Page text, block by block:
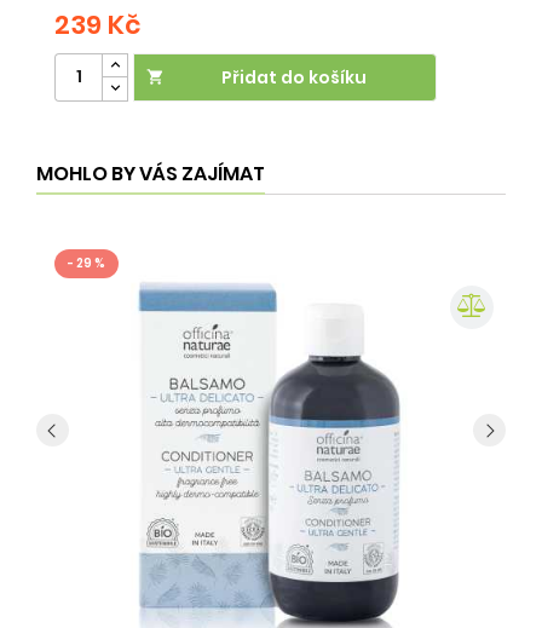
239 Kč
 Přidat do košíku
MOHLO BY VÁS ZAJÍMAT
- 29 %